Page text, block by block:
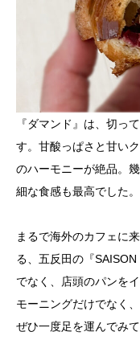
『ダマンド』は、切っ
す。甘酸っぱさと甘い
のハーモニーが絶品。
細な食感も最高でした。
まるで海外のカフェに
る、五反田の『
でなく、店頭のパンを
モーニングだけでなく
ぜひ一度足を運んでみて